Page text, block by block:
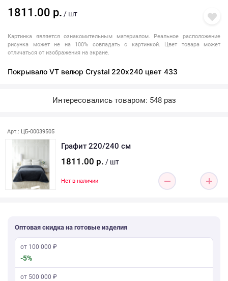
1811.00 р. / шт
Картинка является ознакомительным материалом. Реальное расположение
рисунка может не на 100% совпадать с картинкой. Цвет товара может
отличаться от изображения на экране.
Покрывало VT велюр Crystal 220х240 цвет 433
Интересовались товаром: 548 раз
Арт.: ЦБ-00039505
Графит 220/240 см
1811.00 р. / шт
Нет в наличии
Оптовая скидка на готовые изделия
от 100 000 ₽
-5%
от 500 000 ₽